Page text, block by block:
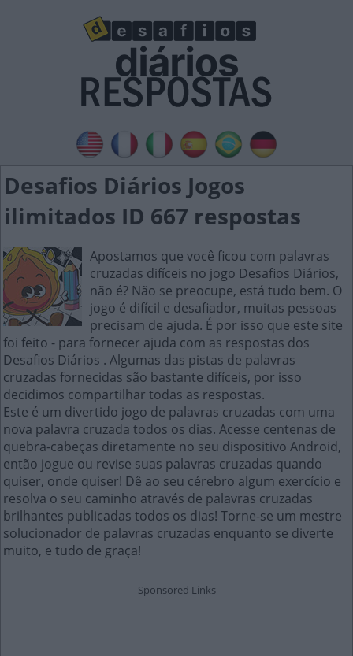
Desafios Diários Jogos
ilimitados ID 667 respostas
Apostamos que você ficou com palavras
cruzadas difíceis no jogo Desafios Diários,
não é? Não se preocupe, está tudo bem. O
jogo é difícil e desafiador, muitas pessoas
precisam de ajuda. É por isso que este site
foi feito - para fornecer ajuda com as respostas dos
Desafios Diários . Algumas das pistas de palavras
cruzadas fornecidas são bastante difíceis, por isso
decidimos compartilhar todas as respostas.
Este é um divertido jogo de palavras cruzadas com uma
nova palavra cruzada todos os dias. Acesse centenas de
quebra-cabeças diretamente no seu dispositivo Android,
então jogue ou revise suas palavras cruzadas quando
quiser, onde quiser! Dê ao seu cérebro algum exercício e
resolva o seu caminho através de palavras cruzadas
brilhantes publicadas todos os dias! Torne-se um mestre
solucionador de palavras cruzadas enquanto se diverte
muito, e tudo de graça!